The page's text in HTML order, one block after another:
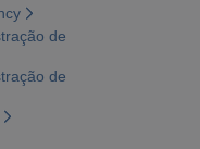
de
de